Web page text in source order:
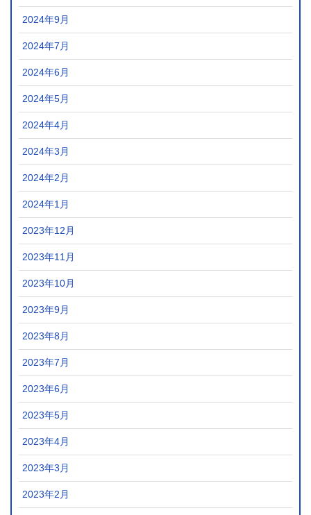
2024年9月
2024年7月
2024年6月
2024年5月
2024年4月
2024年3月
2024年2月
2024年1月
2023年12月
2023年11月
2023年10月
2023年9月
2023年8月
2023年7月
2023年6月
2023年5月
2023年4月
2023年3月
2023年2月